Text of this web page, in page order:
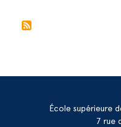
École supérieure
7 rue